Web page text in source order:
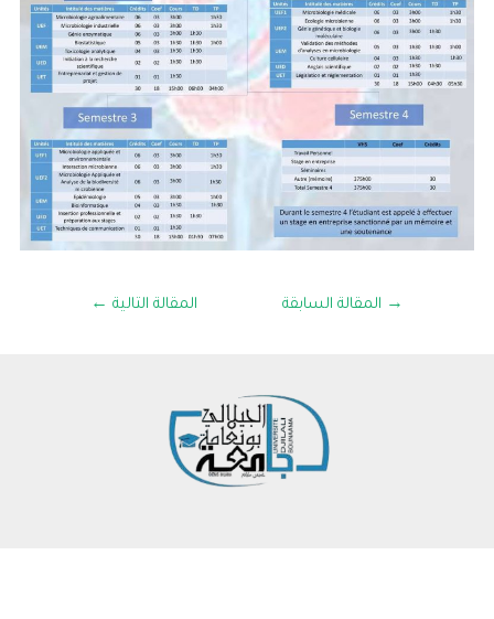
→ المقالة السابقة المقالة التالية ←